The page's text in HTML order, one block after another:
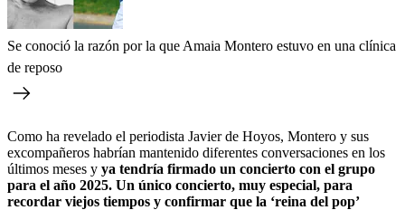
Se conoció la razón por la que Amaia Montero estuvo en una clínica
de reposo
Como ha revelado el periodista Javier de Hoyos, Montero y sus
excompañeros habrían mantenido diferentes conversaciones en los
últimos meses y ya tendría firmado un concierto con el grupo
para el año 2025. Un único concierto, muy especial, para
recordar viejos tiempos y confirmar que la ‘reina del pop’